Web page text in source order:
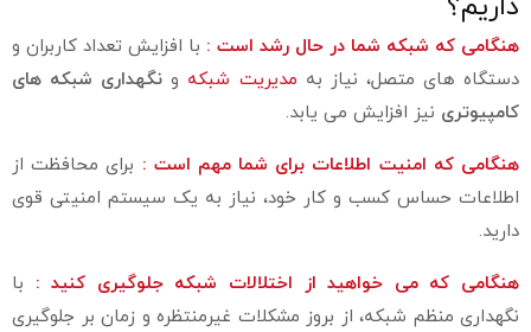
داریم؟
هنگامی که شبکه شما در حال رشد است : با افزایش تعداد کاربران و
دستگاه‌ های متصل، نیاز به مدیریت شبکه و نگهداری شبکه های
کامپیوتری نیز افزایش می‌ یابد.
هنگامی که امنیت اطلاعات برای شما مهم است : برای محافظت از
اطلاعات حساس کسب‌ و کار خود، نیاز به یک سیستم امنیتی قوی
دارید.
هنگامی که می‌ خواهید از اختلالات شبکه جلوگیری کنید : با
نگهداری منظم شبکه، از بروز مشکلات غیرمنتظره و زمان‌ بر جلوگیری